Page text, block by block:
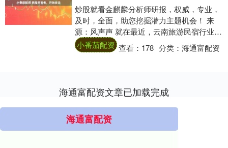
炒股就看金麒麟分析师研报，权威，专业，
及时，全面，助您挖掘潜力主题机会！ 来
源：风声声 就在最近，云南旅游民宿行业协
会，通过官方公众号发布了《云南省旅游民
宿行业....
小番茄配资 查看： 178 分类：海通富配资
海通富配资文章已加载完成
海通富配资